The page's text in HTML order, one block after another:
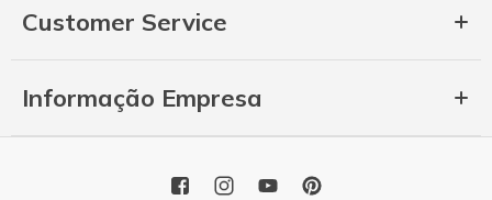
Customer Service
Informação Empresa